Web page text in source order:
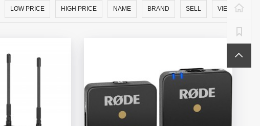
LOW PRICE HIGH PRICE NAME BRAND SELL VIEW